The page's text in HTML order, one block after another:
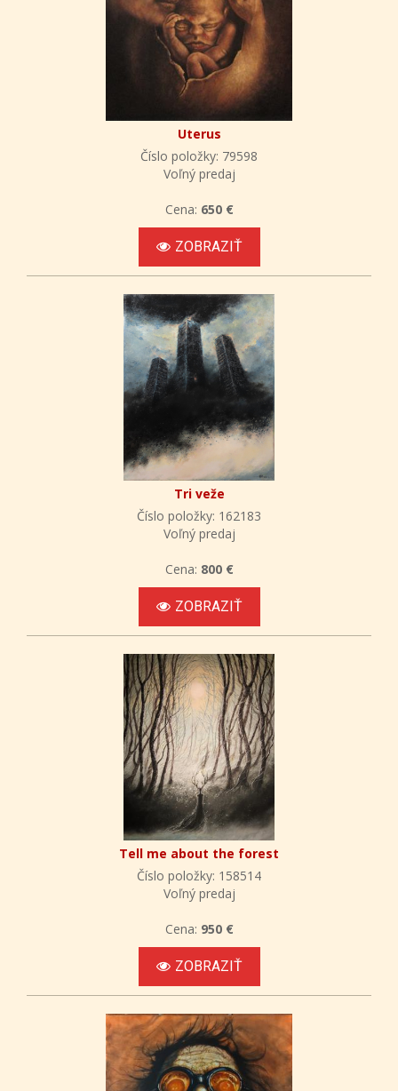
Uterus
Číslo položky: 79598
Voľný predaj
Cena: 650 €
ZOBRAZIŤ
Tri veže
Číslo položky: 162183
Voľný predaj
Cena: 800 €
ZOBRAZIŤ
Tell me about the forest
Číslo položky: 158514
Voľný predaj
Cena: 950 €
ZOBRAZIŤ